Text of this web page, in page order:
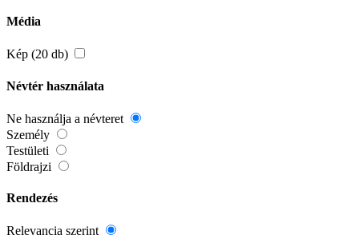
Média
Kép (20 db)
Névtér használata
Ne használja a névteret
Személy
Testületi
Földrajzi
Rendezés
Relevancia szerint